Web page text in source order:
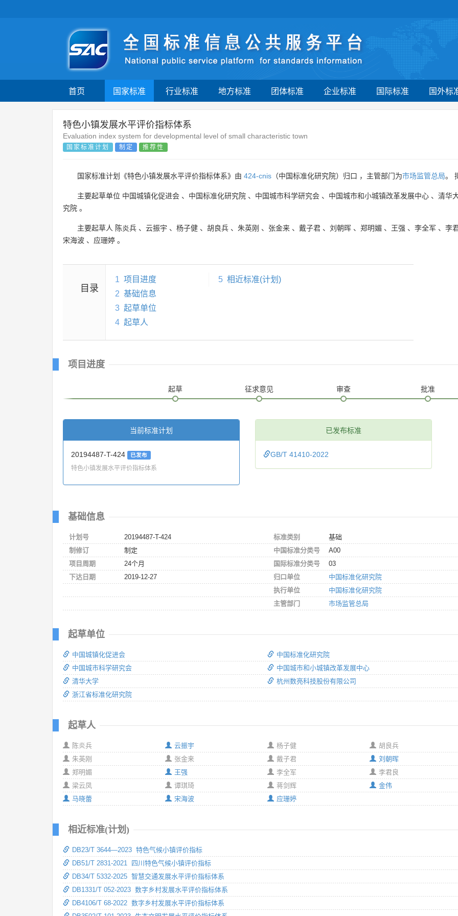
首页 国家标准 行业标准 地方标准 团体标准 企业标准 国际标准 国外标
特色小镇发展水平评价指标体系
Evaluation index system for developmental level of small characteristic town
国家标准计划 制定 推荐性
国家标准计划《特色小镇发展水平评价指标体系》由 424-cnis （中国标准化研究院）归口 ，主管部门为市场监管总局。
主要起草单位 中国城镇化促进会 、 中国标准化研究院 、 中国城市科学研究会 、 中国城市和小城镇改革发展中心 、 清华
究院 。
主要起草人 陈炎兵 、 云振宇 、 杨子健 、 胡良兵 、 朱英刚 、 张金来 、 戴子君 、 刘朝晖 、 郑明媚 、 王强 、 李全军 、 李
宋海波 、 应珊婷 。
目录
1 项目进度
2 基础信息
3 起草单位
4 起草人
5 相近标准(计划)
项目进度
起草 征求意见 审查 批准
当前标准计划
20194487-T-424 已发布
特色小镇发展水平评价指标体系
已发布标准
GB/T 41410-2022
基础信息
计划号
20194487-T-424
制修订
制定
项目周期
24个月
下达日期
2019-12-27
标准类别
基础
中国标准分类号
A00
国际标准分类号
03
归口单位
中国标准化研究院
执行单位
中国标准化研究院
主管部门
市场监管总局
起草单位
中国城镇化促进会
中国城市科学研究会
清华大学
浙江省标准化研究院
中国标准化研究院
中国城市和小城镇改革发展中心
杭州数亮科技股份有限公司
起草人
陈炎兵
云振宇
朱英刚
张金来
郑明媚
王强
梁云凤
谭琪琦
马晓蕾
宋海波
杨子健
胡良兵
戴子君
刘朝晖
李全军
李君良
蒋剑辉
金伟
应珊婷
相近标准(计划)
DB23/T 3644—2023 特色气候小镇评价指标
DB51/T 2831-2021 四川特色气候小镇评价指标
DB34/T 5332-2025 智慧交通发展水平评价指标体系
DB1331/T 052-2023 数字乡村发展水平评价指标体系
DB4106/T 68-2022 数字乡村发展水平评价指标体系